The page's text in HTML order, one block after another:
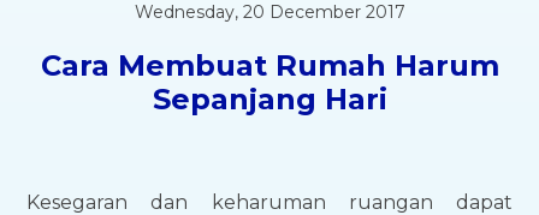
Wednesday, 20 December 2017
Cara Membuat Rumah Harum
Sepanjang Hari
Kesegaran dan keharuman ruangan dapat